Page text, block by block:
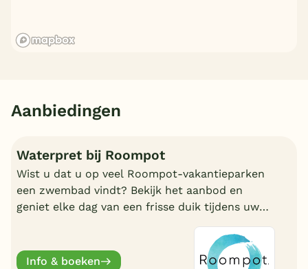
Aanbiedingen
Waterpret bij Roompot
Wist u dat u op veel Roompot-vakantieparken
een zwembad vindt? Bekijk het aanbod en
geniet elke dag van een frisse duik tijdens uw
Info & boeken